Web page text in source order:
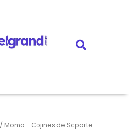
/ Momo - Cojines de Soporte